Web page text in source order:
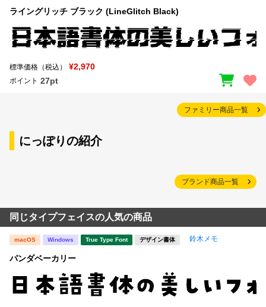
ライングリッチ ブラック (LineGlitch Black)
標準価格（税込） ¥2,970
ポイント 27pt
ファミリー商品一覧
にっぽりの紹介
ブランド商品一覧
同じタイプフェイスの人気の商品
macOS Windows True Type Font デザイン書体 鈴木メモ
パンダベーカリー